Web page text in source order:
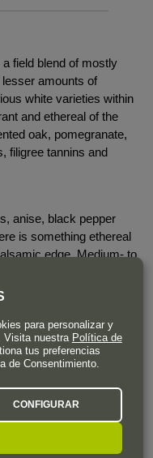
field blend of mostly
amounts of
white varieties within
and ethereal of the
oak, pomegranate,
filigree tannins and
anise, black pepper
is something ethereal
edge. Medium- to
Super long with a
not yet identified. The
but the energy is
Tempranillo, 20%
2.8 % Viura, 2.5%
and 1% Petit
para personalizar y
Visita nuestra Política de
tus preferencias
de Consentimiento.
CONFIGURAR